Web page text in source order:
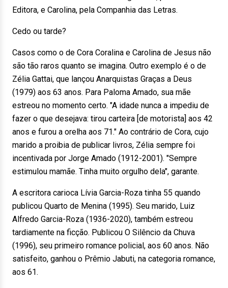
Editora, e Carolina, pela Companhia das Letras.
Cedo ou tarde?
Casos como o de Cora Coralina e Carolina de Jesus não
são tão raros quanto se imagina. Outro exemplo é o de
Zélia Gattai, que lançou Anarquistas Graças a Deus
(1979) aos 63 anos. Para Paloma Amado, sua mãe
estreou no momento certo. "A idade nunca a impediu de
fazer o que desejava: tirou carteira [de motorista] aos 42
anos e furou a orelha aos 71." Ao contrário de Cora, cujo
marido a proibia de publicar livros, Zélia sempre foi
incentivada por Jorge Amado (1912-2001). "Sempre
estimulou mamãe. Tinha muito orgulho dela", garante.
A escritora carioca Lívia Garcia-Roza tinha 55 quando
publicou Quarto de Menina (1995). Seu marido, Luiz
Alfredo Garcia-Roza (1936-2020), também estreou
tardiamente na ficção. Publicou O Silêncio da Chuva
(1996), seu primeiro romance policial, aos 60 anos. Não
satisfeito, ganhou o Prêmio Jabuti, na categoria romance,
aos 61.